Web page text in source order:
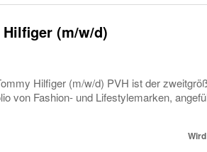
(m/w/d)
Hilfiger (m/w/d) PVH ist der
von Fashion- und Lifestylemarken,